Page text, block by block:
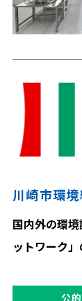
川崎市環
国内外の環
ットワーク
公